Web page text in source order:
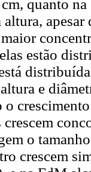
quanto
estão
e
crescem
o
crescem